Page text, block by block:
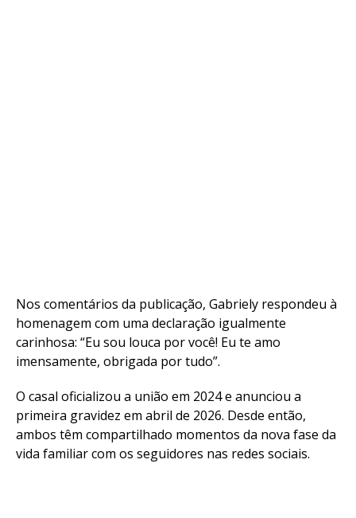
Nos comentários da publicação, Gabriely respondeu à
homenagem com uma declaração igualmente
carinhosa: “Eu sou louca por você! Eu te amo
imensamente, obrigada por tudo”.
O casal oficializou a união em 2024 e anunciou a
primeira gravidez em abril de 2026. Desde então,
ambos têm compartilhado momentos da nova fase da
vida familiar com os seguidores nas redes sociais.